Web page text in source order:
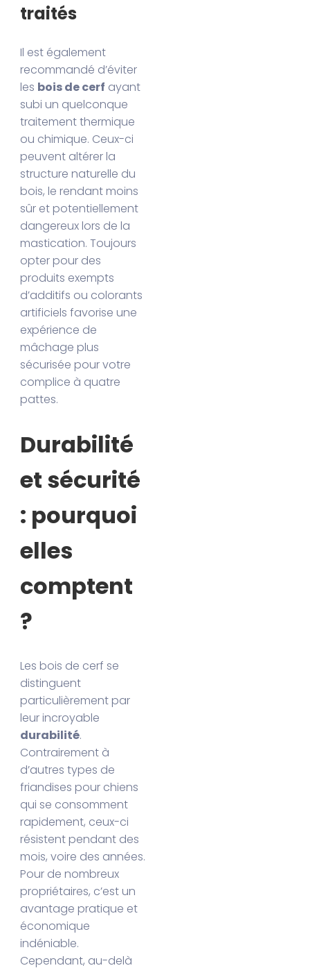
traités
Il est également
recommandé d’éviter
les bois de cerf ayant
subi un quelconque
traitement thermique
ou chimique. Ceux-ci
peuvent altérer la
structure naturelle du
bois, le rendant moins
sûr et potentiellement
dangereux lors de la
mastication. Toujours
opter pour des
produits exempts
d’additifs ou colorants
artificiels favorise une
expérience de
mâchage plus
sécurisée pour votre
complice à quatre
pattes.
Durabilité
et sécurité
: pourquoi
elles
comptent
?
Les bois de cerf se
distinguent
particulièrement par
leur incroyable
durabilité.
Contrairement à
d’autres types de
friandises pour chiens
qui se consomment
rapidement, ceux-ci
résistent pendant des
mois, voire des années.
Pour de nombreux
propriétaires, c’est un
avantage pratique et
économique
indéniable.
Cependant, au-delà